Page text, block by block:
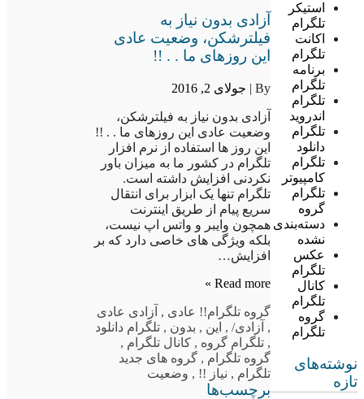
استیکر
تلگرام
اکانت
تلگرام
برنامه
تلگرام
تلگرام
اندروید
تلگرام
دانلود
تلگرام
کامپیوتر
تلگرام
گروه
دسته‌بندی
نشده
عکس
تلگرام
کانال
تلگرام
گروه
تلگرام
نوشته‌های
تازه
آزادی بدون نیاز به
فیلترشکن، وضعیت عادی
این روزهای ما . . !!
By | جولای 2, 2016
آزادی بدون نیاز به فیلترشکن،
وضعیت عادی این روزهای ما . . !!
این روز ها استفاده از نرم افزار
تلگرام در کشور ما به میزان باور
نکردنی افزایش داشته است.
تلگرام تنها یک ابزار برای انتقال
سریع پیام از طریق اینترنت
همچون وایبر و واتس اپ نیست،
بلکه ویژگی های خاصی دارد که بر
افزایش…
Read more »
گروه تلگرام!! عادی , آزادی عادی
, آزادی/, این , بدون , تلگرام دانلود
, تلگرام گروه , کانال تلگرام ,
گروه تلگرام , گروه های جدید
تلگرام , نیاز !! , وضعیت
برچسب‌ها